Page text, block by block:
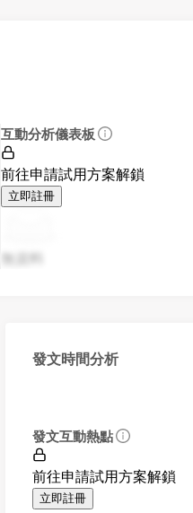
互動分析儀表板
前往申請試用方案解鎖
立即註冊
無資料
發文時間分析
發文互動熱點
前往申請試用方案解鎖
立即註冊